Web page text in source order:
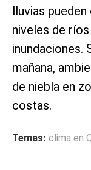
lluvias
niveles de
inundaciones.
mañana,
de niebla en
costas.
Temas: clima en